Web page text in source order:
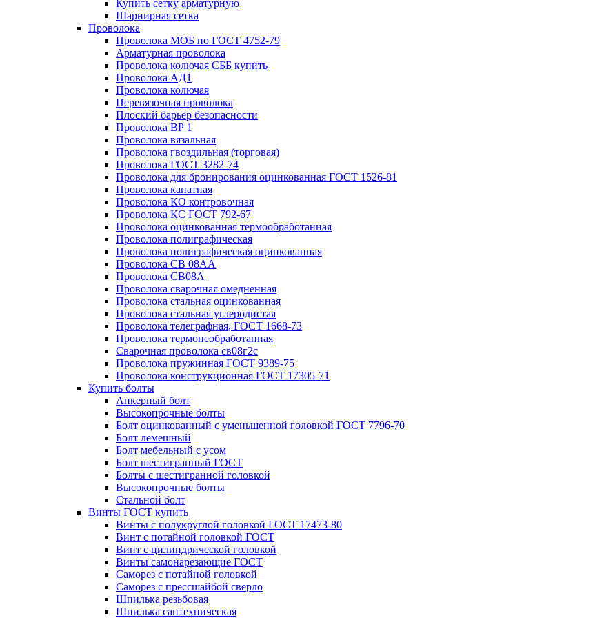
Купить сетку арматурную
Шарнирная сетка
Проволока
Проволока МОБ по ГОСТ 4752-79
Арматурная проволока
Проволока колючая СББ купить
Проволока АД1
Проволока колючая
Перевязочная проволока
Плоский барьер безопасности
Проволока ВР 1
Проволока вязальная
Проволока гвоздильная (торговая)
Проволока ГОСТ 3282-74
Проволока для бронирования оцинкованная ГОСТ 1526-81
Проволока канатная
Проволока КО контровочная
Проволока КС ГОСТ 792-67
Проволока оцинкованная термообработанная
Проволока полиграфическая
Проволока полиграфическая оцинкованная
Проволока СВ 08АА
Проволока СВ08А
Проволока сварочная омедненная
Проволока стальная оцинкованная
Проволока стальная углеродистая
Проволока телеграфная, ГОСТ 1668-73
Проволока термонеобработанная
Сварочная проволока св08г2с
Проволока пружинная ГОСТ 9389-75
Проволока конструкционная ГОСТ 17305-71
Купить болты
Анкерный болт
Высокопрочные болты
Болт оцинкованный с уменьшенной головкой ГОСТ 7796-70
Болт лемешный
Болт мебельный с усом
Болт шестигранный ГОСТ
Болты с шестигранной головкой
Высокопрочные болты
Стальной болт
Винты ГОСТ купить
Винты с полукруглой головкой ГОСТ 17473-80
Винт с потайной головкой ГОСТ
Винт с цилиндрической головкой
Винты самонарезающие ГОСТ
Саморез с потайной головкой
Саморез с прессшайбой сверло
Шпилька резьбовая
Шпилька сантехническая